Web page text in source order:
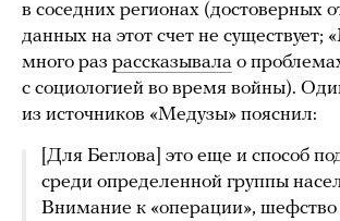
в соседних регионах (достоверных
данных на этот счет не существует;
много раз рассказывала о
с социологией во время войны).
из источников «Медузы» пояснил:
[Для Беглова] это еще и способ
среди определенной группы
Внимание к «операции»,